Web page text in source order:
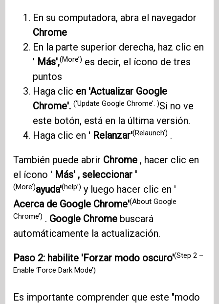
En su computadora, abra el navegador
Chrome
En la parte superior derecha, haz clic en
' Más',(More’) es decir, el ícono de tres
puntos
Haga clic en 'Actualizar Google
Chrome'.(‘Update Google Chrome’. )Si no ve
este botón, está en la última versión.
Haga clic en ' Relanzar'(Relaunch’) .
También puede abrir Chrome , hacer clic en
el ícono ' Más' , seleccionar '
(More’)ayuda'(help’) y luego hacer clic en '
Acerca de Google Chrome'(About Google
Chrome’) . Google Chrome buscará
automáticamente la actualización.
Paso 2: habilite 'Forzar modo oscuro'(Step 2 –
Enable ‘Force Dark Mode’)
Es importante comprender que este "modo